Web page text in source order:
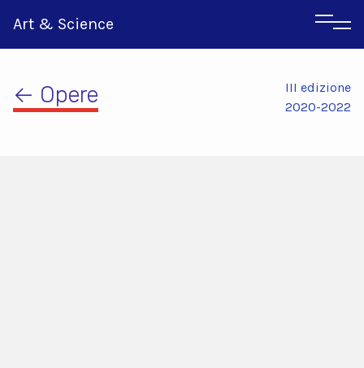
Art & Science
← Opere
III edizione
2020-2022